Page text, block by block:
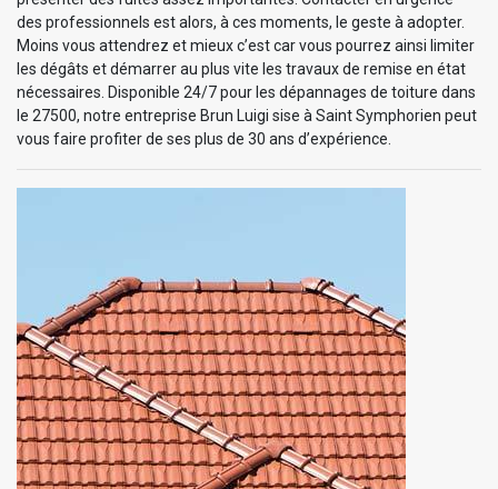
des professionnels est alors, à ces moments, le geste à adopter.
Moins vous attendrez et mieux c’est car vous pourrez ainsi limiter
les dégâts et démarrer au plus vite les travaux de remise en état
nécessaires. Disponible 24/7 pour les dépannages de toiture dans
le 27500, notre entreprise Brun Luigi sise à Saint Symphorien peut
vous faire profiter de ses plus de 30 ans d’expérience.